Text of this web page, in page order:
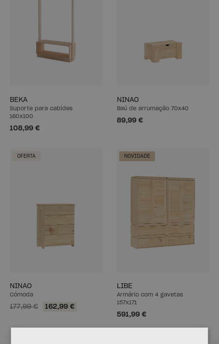
BEKA
Suporte para cabides
160x100
108,99 €
NINAO
Baú de arrumação 70x40
89,99 €
OFERTA
NINAO
Cómoda
177,99 € 162,99 €
NOVIDADE
LIBE
Armário com 4 gavetas
157x171
591,99 €